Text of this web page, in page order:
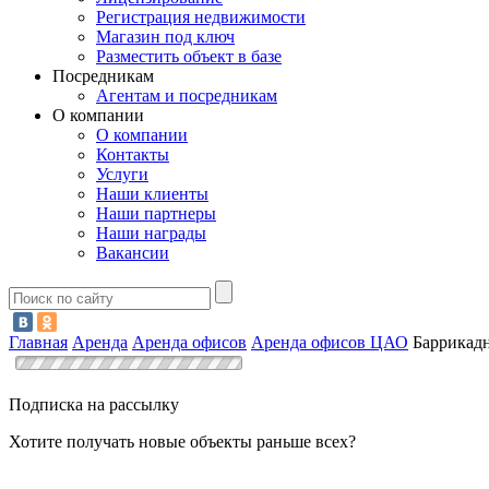
Регистрация недвижимости
Магазин под ключ
Разместить объект в базе
Посредникам
Агентам и посредникам
О компании
О компании
Контакты
Услуги
Наши клиенты
Наши партнеры
Наши награды
Вакансии
Главная Аренда Аренда офисов Аренда офисов ЦАО
Подписка на рассылку
Хотите получать новые объекты раньше всех?